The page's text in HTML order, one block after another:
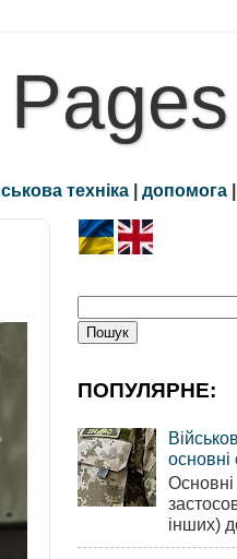
техніка | допомога |
ПОПУЛЯРНЕ:
основні
інших)